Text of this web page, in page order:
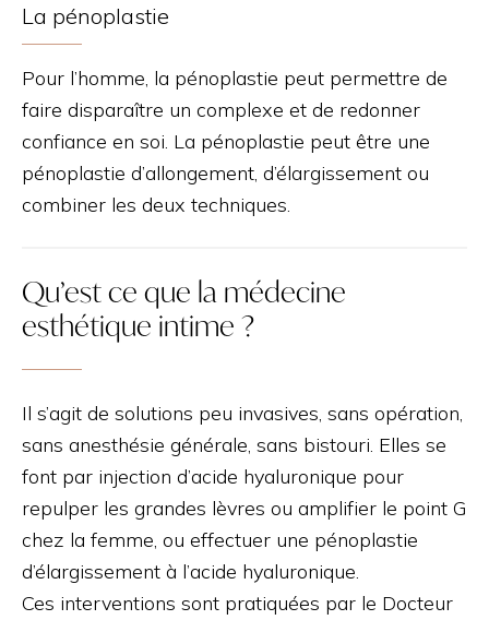
La pénoplastie
Pour l’homme, la pénoplastie peut permettre de
faire disparaître un complexe et de redonner
confiance en soi. La pénoplastie peut être une
pénoplastie d’allongement, d’élargissement ou
combiner les deux techniques.
Qu’est ce que la médecine
esthétique intime ?
Il s’agit de solutions peu invasives, sans opération,
sans anesthésie générale, sans bistouri. Elles se
font par injection d’acide hyaluronique pour
repulper les grandes lèvres ou amplifier le point G
chez la femme, ou effectuer une pénoplastie
d’élargissement à l’acide hyaluronique.
Ces interventions sont pratiquées par le Docteur